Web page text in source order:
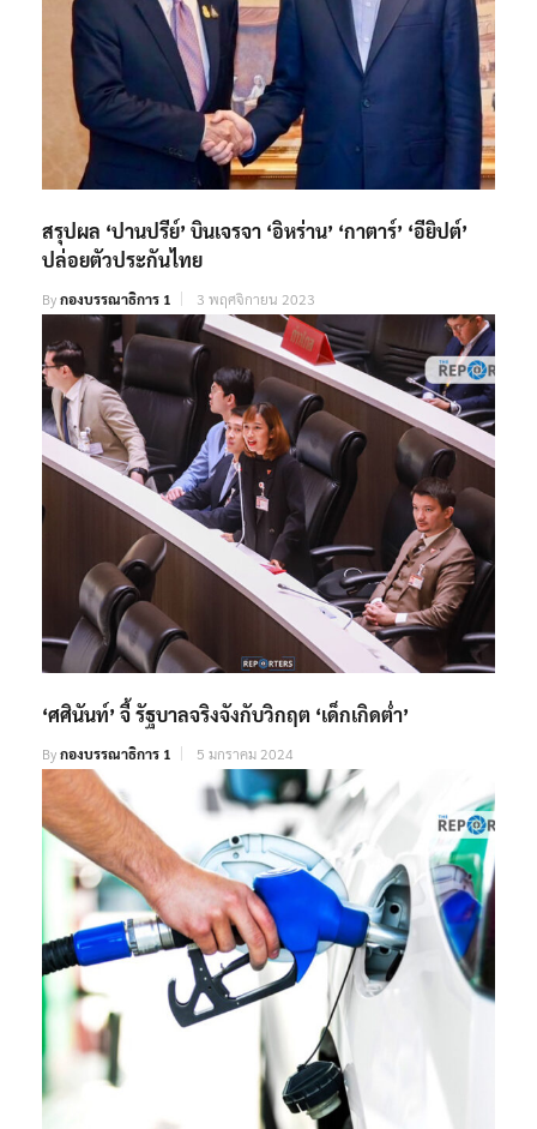
สรุปผล ‘ปานปรีย์’ บินเจรจา ‘อิหร่าน’ ‘กาตาร์’ ‘อียิปต์’
ปล่อยตัวประกันไทย
Byกองบรรณาธิการ 1 3 พฤศจิกายน 2023
‘ศศินันท์’ จี้ รัฐบาลจริงจังกับวิกฤต ‘เด็กเกิดต่ำ’
Byกองบรรณาธิการ 1 5 มกราคม 2024